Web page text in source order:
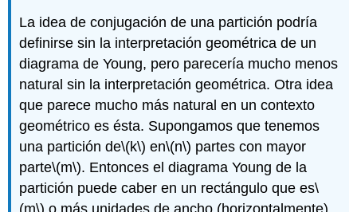
La idea de conjugación de una partición podría
definirse sin la interpretación geométrica de un
diagrama de Young, pero parecería mucho menos
natural sin la interpretación geométrica. Otra idea
que parece mucho más natural en un contexto
geométrico es ésta. Supongamos que tenemos
una partición de\(k\) en\(n\) partes con mayor
parte\(m\). Entonces el diagrama Young de la
partición puede caber en un rectángulo que es\
(m\) o más unidades de ancho (horizontalmente)